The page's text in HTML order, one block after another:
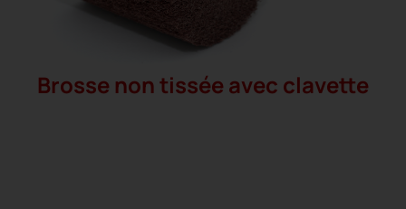
Brosse non tissée avec clavette